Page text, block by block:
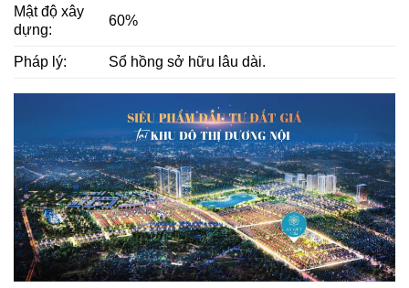
Mật độ xây
dựng:
60%
Pháp lý: Sổ hồng sở hữu lâu dài.